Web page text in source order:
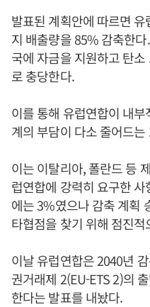
발표된 계획안에 따르면
지 배출량을 85% 감축한
국에 자금을 지원하고 탄
로 충당한다.
이를 통해 유럽연합이 내
계의 부담이 다소 줄어드
이는 이탈리아, 폴란드 등
럽연합에 강력히 요구한
에는 3%였으나 감축 계획
타협점을 찾기 위해 점진
이날 유럽연합은 2040년
권거래제 2(EU-ETS 2)의
한다는 발표를 내놨다.